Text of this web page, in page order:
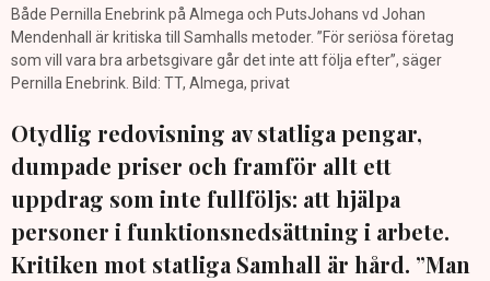
Både Pernilla Enebrink på Almega och PutsJohans vd Johan
Mendenhall är kritiska till Samhalls metoder. ”För seriösa företag
som vill vara bra arbetsgivare går det inte att följa efter”, säger
Pernilla Enebrink. Bild: TT, Almega, privat
Otydlig redovisning av statliga pengar,
dumpade priser och framför allt ett
uppdrag som inte fullföljs: att hjälpa
personer i funktionsnedsättning i arbete.
Kritiken mot statliga Samhall är hård. ”Man